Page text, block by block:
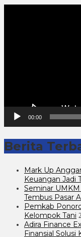
00:00
Berita
Mark Up
Keuangan Jadi
Seminar UMKM
Tembus Pasar
Pemkab
Kelompok Tani
Adira Finance
Finansial